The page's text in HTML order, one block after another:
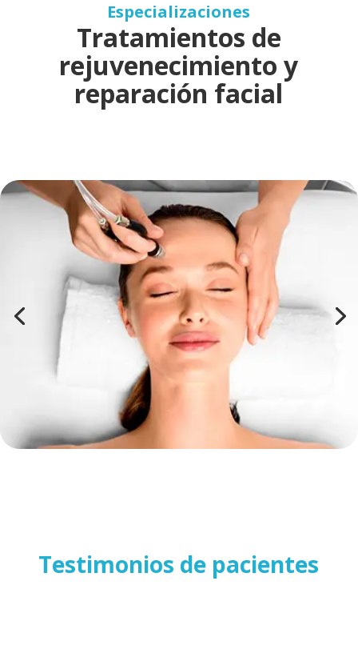
Especializaciones
Tratamientos de
rejuvenecimiento y
reparación facial
Testimonios de pacientes